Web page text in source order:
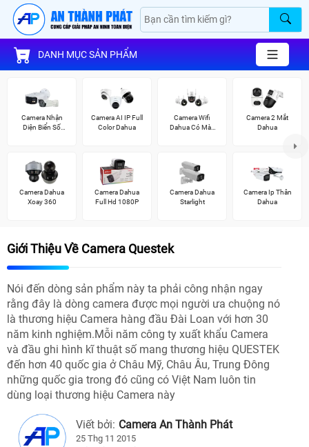
DANH MỤC SẢN PHẨM
Camera Nhận
Diện Biển Số
Camera AI IP Full
Color Dahua
Camera Wifi
Dahua Có Màu
Camera 2 Mắt
Dahua
Camera Dahua
Xoay 360
Camera Dahua
Full Hd 1080P
Camera Dahua
Starlight
Camera Ip Thân
Dahua
Giới Thiệu Về Camera Questek
Nói đến dòng sản phẩm này ta phải công nhận ngay
rằng đây là dòng camera được mọi người ưa chuộng nó
là thương hiệu Camera hàng đầu Đài Loan với hơn 30
năm kinh nghiệm.Mỗi năm công ty xuất khẩu Camera
và đầu ghi hình kĩ thuật số mang thương hiệu QUESTEK
đến hơn 40 quốc gia ở Châu Mỹ, Châu Âu, Trung Đông
những quốc gia trong đó cũng có Việt Nam luôn tin
dùng loại thương hiệu Camera này
Viết bởi: Camera An Thành Phát
25 Thg 11 2015